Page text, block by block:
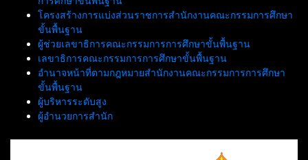
โครงสร้างการแบ่งส่วนราชการสำนักงานคณะกรรมการศึกษา
ขั้นพื้นฐาน
ผู้ช่วยเลขาธิการคณะกรรมการการศึกษาขั้นพื้นฐาน
เลขาธิการคณะกรรมการการศึกษาขั้นพื้นฐาน
อำนาจหน้าที่ตามกฎหมายสำนักงานคณะกรรมการการศึกษา
ขั้นพื้นฐาน
ผู้บริหารระดับสูง
ผู้อำนวยการสำนัก